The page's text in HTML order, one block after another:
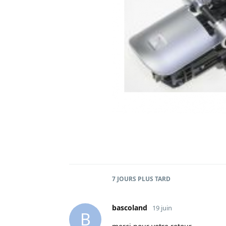
7 JOURS PLUS TARD
B
bascoland 19 juin